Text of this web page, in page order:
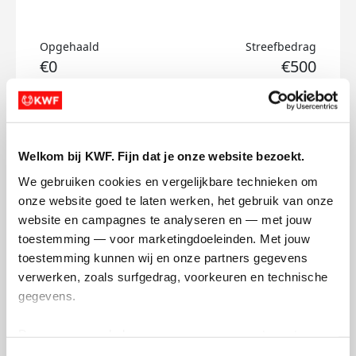
Welkom bij KWF. Fijn dat je onze website bezoekt.
We gebruiken cookies en vergelijkbare technieken om
onze website goed te laten werken, het gebruik van onze
website en campagnes te analyseren en — met jouw
toestemming — voor marketingdoeleinden. Met jouw
toestemming kunnen wij en onze partners gegevens
verwerken, zoals surfgedrag, voorkeuren en technische
gegevens.
Opgehaald
€0
Streefbedrag
€500
Doneer
Ayse's badges